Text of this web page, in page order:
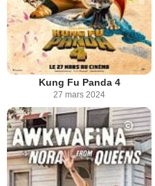
Kung Fu Panda 4
27 mars 2024